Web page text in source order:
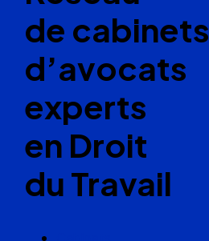
de cabinets
d’avocats
experts
en Droit
du Travail